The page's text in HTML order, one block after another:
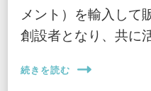
メント）を輸入して
創設者となり、共に
続きを読む